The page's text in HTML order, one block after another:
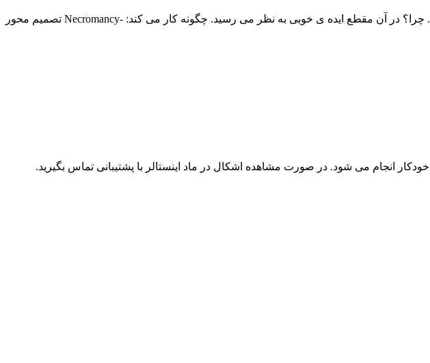
زنده کردن مردگان از AUC 450! این نسخه 1.1 یک مود برای اضافه کردن نکرومانسی به Imperator:Rome است. چرا؟ در آن مقطع ایده ی خوبی به نظر می رسید. چگونه کار می کند: -Necromancy تصمیم محور